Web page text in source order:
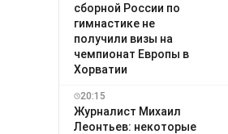
сборной России по
гимнастике не
получили визы на
чемпионат Европы в
Хорватии
20:15
Журналист Михаил
Леонтьев: некоторые